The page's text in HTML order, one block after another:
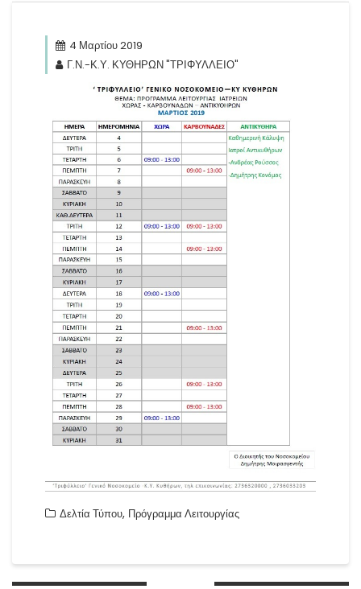
4 Μαρτίου 2019
Γ.Ν.-Κ.Υ. ΚΥΘΗΡΩΝ "ΤΡΙΦΥΛΛΕΙΟ"
Δελτία Τύπου, Πρόγραμμα Λειτουργίας